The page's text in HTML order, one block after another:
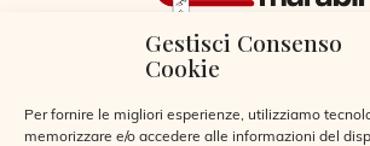
Gestisci Consenso
Cookie
Per fornire le migliori esperienze, utilizziamo
memorizzare e/o accedere alle informazioni del
VIA LIBERTÀ 29, SERIATE
© 2026